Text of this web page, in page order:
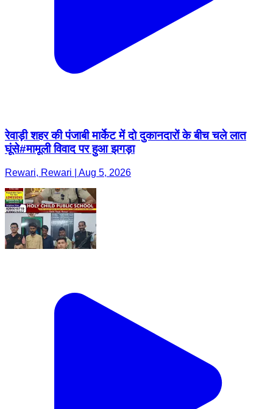
रेवाड़ी शहर की पंजाबी मार्केट में दो दुकानदारों के बीच चले लात
घूंसे#मामूली विवाद पर हुआ झगड़ा
Rewari, Rewari | Aug 5, 2026